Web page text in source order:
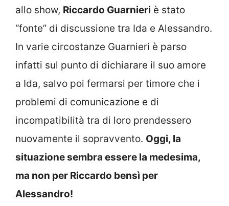
allo show, Riccardo Guarnieri è stato
“fonte” di discussione tra Ida e Alessandro.
In varie circostanze Guarnieri è parso
infatti sul punto di dichiarare il suo amore
a Ida, salvo poi fermarsi per timore che i
problemi di comunicazione e di
incompatibilità tra di loro prendessero
nuovamente il sopravvento. Oggi, la
situazione sembra essere la medesima,
ma non per Riccardo bensì per
Alessandro!